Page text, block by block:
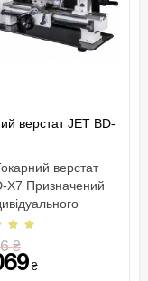
верстат JET BD-
верстат
X7 Призначений
Масивна к..
₴
₴